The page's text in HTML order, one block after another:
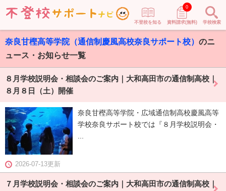
不登校を知る 資料請求(無料)
0
学校検索
奈良甘樫高等学院（通信制慶風高校奈良サポート校） のニ
ュース・お知らせ一覧
８月学校説明会・相談会のご案内｜大和高田市の通信制高校｜
８月８日（土）開催
奈良甘樫高等学院・広域通信制高校慶風高等
学校奈良サポート校では『８月学校説明会・
2026-07-13更新
７月学校説明会・相談会のご案内｜大和高田市の通信制高校｜